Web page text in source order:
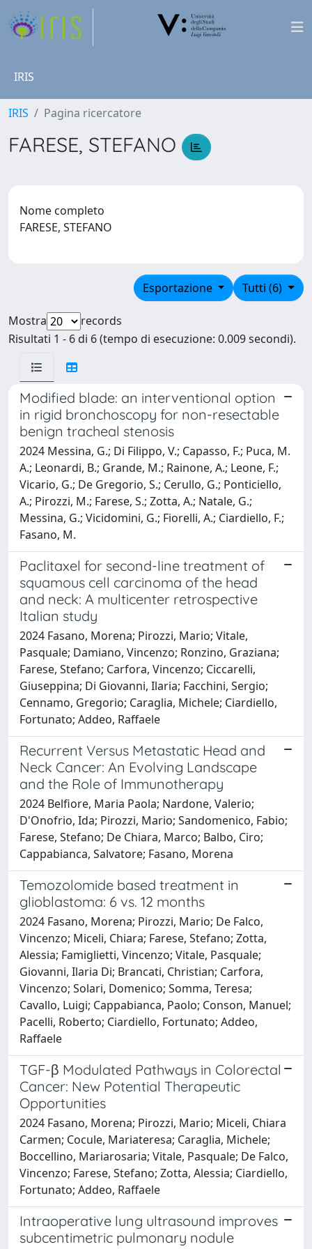
IRIS
IRIS Pagina ricercatore
FARESE, STEFANO
Nome completo
FARESE, STEFANO
Tutti (6)
Esportazione
Mostra
records
Risultati 1 - 6 di 6 (tempo di esecuzione: 0.009 secondi).
Modified blade: an interventional option
in rigid bronchoscopy for non-resectable
benign tracheal stenosis
2024 Messina, G.; Di Filippo, V.; Capasso, F.; Puca, M.
A.; Leonardi, B.; Grande, M.; Rainone, A.; Leone, F.;
Vicario, G.; De Gregorio, S.; Cerullo, G.; Ponticiello,
A.; Pirozzi, M.; Farese, S.; Zotta, A.; Natale, G.;
Messina, G.; Vicidomini, G.; Fiorelli, A.; Ciardiello, F.;
Fasano, M.
Paclitaxel for second-line treatment of
squamous cell carcinoma of the head
and neck: A multicenter retrospective
Italian study
2024 Fasano, Morena; Pirozzi, Mario; Vitale,
Pasquale; Damiano, Vincenzo; Ronzino, Graziana;
Farese, Stefano; Carfora, Vincenzo; Ciccarelli,
Giuseppina; Di Giovanni, Ilaria; Facchini, Sergio;
Cennamo, Gregorio; Caraglia, Michele; Ciardiello,
Fortunato; Addeo, Raffaele
Recurrent Versus Metastatic Head and
Neck Cancer: An Evolving Landscape
and the Role of Immunotherapy
2024 Belfiore, Maria Paola; Nardone, Valerio;
D'Onofrio, Ida; Pirozzi, Mario; Sandomenico, Fabio;
Farese, Stefano; De Chiara, Marco; Balbo, Ciro;
Cappabianca, Salvatore; Fasano, Morena
Temozolomide based treatment in
glioblastoma: 6 vs. 12 months
2024 Fasano, Morena; Pirozzi, Mario; De Falco,
Vincenzo; Miceli, Chiara; Farese, Stefano; Zotta,
Alessia; Famiglietti, Vincenzo; Vitale, Pasquale;
Giovanni, Ilaria Di; Brancati, Christian; Carfora,
Vincenzo; Solari, Domenico; Somma, Teresa;
Cavallo, Luigi; Cappabianca, Paolo; Conson, Manuel;
Pacelli, Roberto; Ciardiello, Fortunato; Addeo,
Raffaele
TGF-β Modulated Pathways in Colorectal
Cancer: New Potential Therapeutic
Opportunities
2024 Fasano, Morena; Pirozzi, Mario; Miceli, Chiara
Carmen; Cocule, Mariateresa; Caraglia, Michele;
Boccellino, Mariarosaria; Vitale, Pasquale; De Falco,
Vincenzo; Farese, Stefano; Zotta, Alessia; Ciardiello,
Fortunato; Addeo, Raffaele
Intraoperative lung ultrasound improves
subcentimetric pulmonary nodule